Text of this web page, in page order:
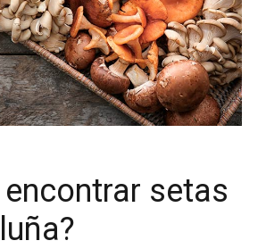
encontrar setas